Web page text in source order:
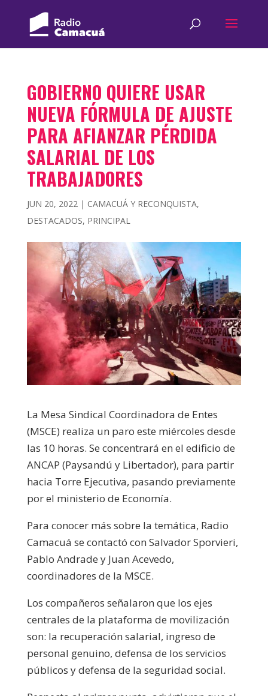
GOBIERNO QUIERE USAR
NUEVA FÓRMULA DE AJUSTE
PARA AFIANZAR PÉRDIDA
SALARIAL DE LOS
TRABAJADORES
JUN 20, 2022| CAMACUÁ Y RECONQUISTA,
DESTACADOS, PRINCIPAL
La Mesa Sindical Coordinadora de Entes
(MSCE) realiza un paro este miércoles desde
las 10 horas. Se concentrará en el edificio de
ANCAP (Paysandú y Libertador), para partir
hacia Torre Ejecutiva, pasando previamente
por el ministerio de Economía.
Para conocer más sobre la temática, Radio
Camacuá se contactó con Salvador Sporvieri,
Pablo Andrade y Juan Acevedo,
coordinadores de la MSCE.
Los compañeros señalaron que los ejes
centrales de la plataforma de movilización
son: la recuperación salarial, ingreso de
personal genuino, defensa de los servicios
públicos y defensa de la seguridad social.